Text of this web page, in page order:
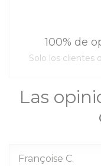
Las
Françoise C
100% de
Solo los clientes